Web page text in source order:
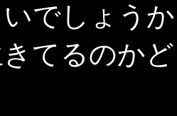
でしょう
てるのか